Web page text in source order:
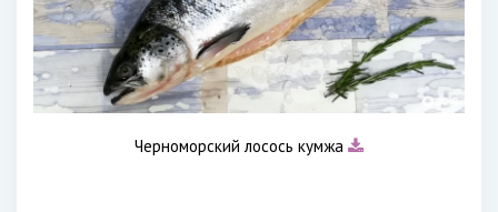
Черноморский лосось кумжа